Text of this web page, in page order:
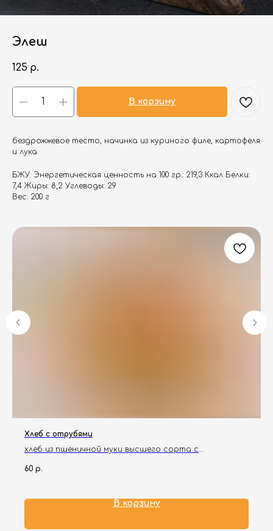
Элеш
125 р.
В корзину
бездрожжевое тесто, начинка из куриного филе, картофеля
и лука.
БЖУ: Энергетическая ценность на 100 гр.: 219,3 Ккал Белки:
7,4 Жиры: 8,2 Углеводы: 29
Вес: 200 г
Хлеб с отрубями
хлеб из пшеничной муки высшего сорта с
60 р.
В корзину